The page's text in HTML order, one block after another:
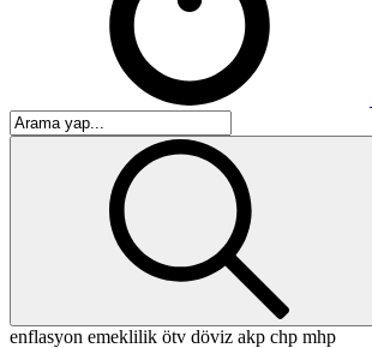
enflasyon emeklilik ötv döviz akp chp mhp